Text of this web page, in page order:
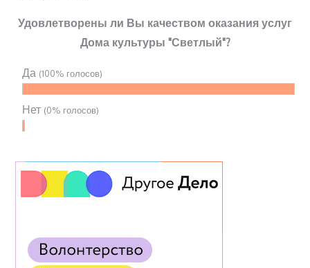
Удовлетворены ли Вы качеством оказания услуг
Дома культуры "Светлый"?
Да (100% голосов)
Нет (0% голосов)